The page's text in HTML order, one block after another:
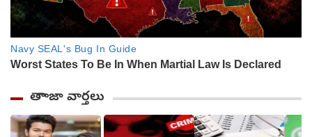
తాాజా వార్తలు